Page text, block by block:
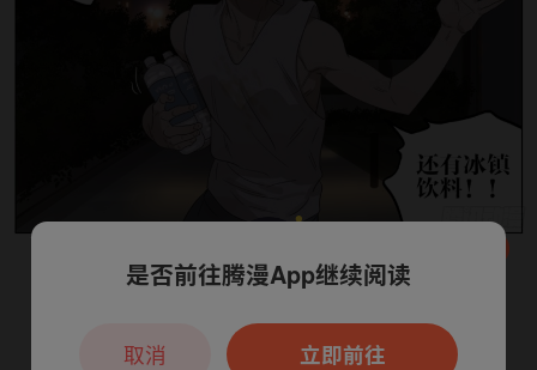
本章节仅支持App阅读，可打开App新用
户7天免费看
是否前往腾漫App继续阅读
立即前往
取消